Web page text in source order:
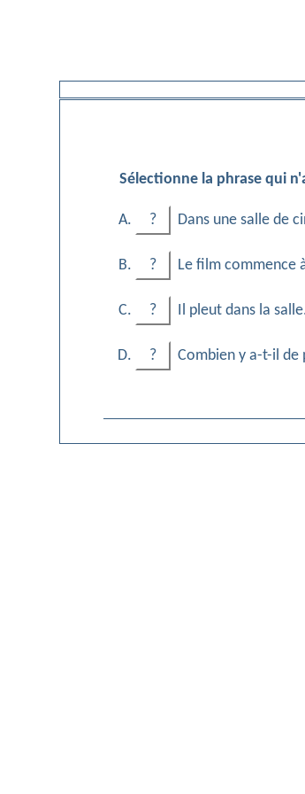
Sélectionne la phrase qui
? Dans une salle de
? Le film commence
? Il pleut dans la
? Combien y a-t-il de